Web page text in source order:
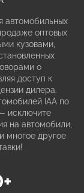
автомобильных
оптовых
кузовами,
о
доступ к
дилера.
IAA по
исключите
на автомобили,
многое другое